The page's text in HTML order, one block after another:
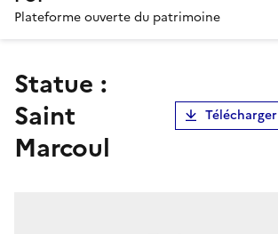
Plateforme ouverte du patrimoine
Statue :
Saint
Marcoul
Télécharger